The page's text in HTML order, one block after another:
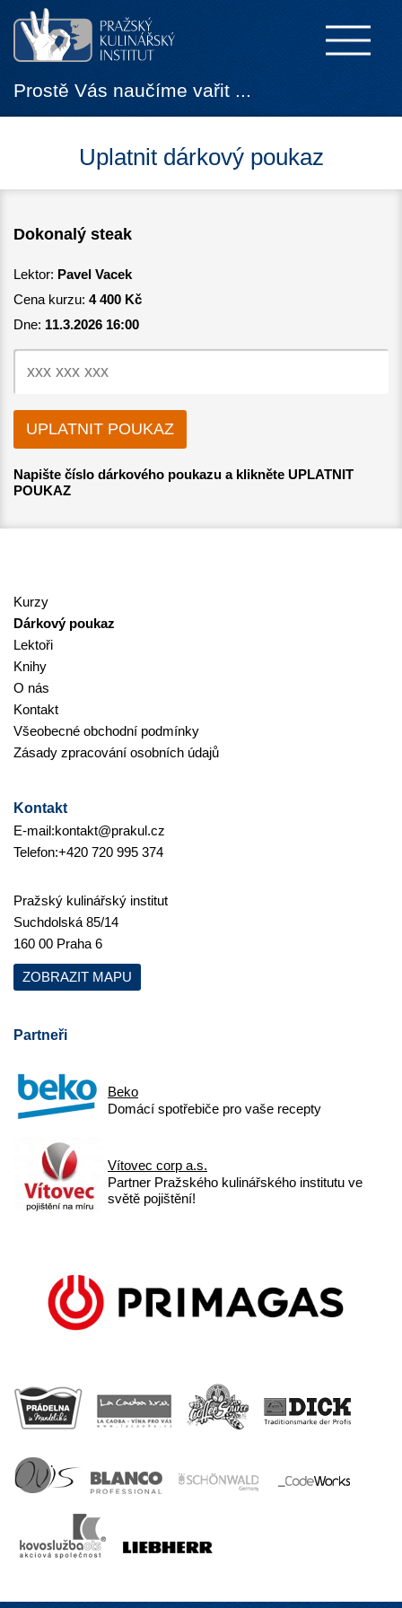
Prostě Vás naučíme vařit ...
Uplatnit dárkový poukaz
Dokonalý steak
Lektor: Pavel Vacek
Cena kurzu: 4 400 Kč
Dne: 11.3.2026 16:00
Napište číslo dárkového poukazu a klikněte UPLATNIT
POUKAZ
Kurzy
Dárkový poukaz
Lektoři
Knihy
O nás
Kontakt
Všeobecné obchodní podmínky
Zásady zpracování osobních údajů
Kontakt
E-mail:kontakt@prakul.cz
Telefon:+420 720 995 374
Pražský kulinářský institut
Suchdolská 85/14
160 00 Praha 6
ZOBRAZIT MAPU
Partneři
Beko
Domácí spotřebiče pro vaše recepty
Vítovec corp a.s.
Partner Pražského kulinářského institutu ve
světě pojištění!